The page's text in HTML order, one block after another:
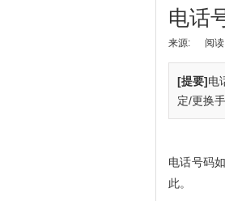
电话
来源: 阅
[提要]电
定/更换
电话号码
此。